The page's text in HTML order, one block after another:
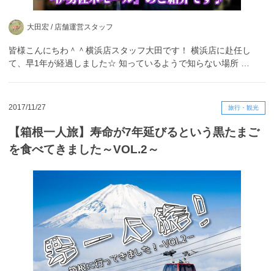
大田宏 / 店舗運営スタッフ
皆様こんにちわ＾＾横浜店スタッフ大田です！ 横浜店に赴任し
て、早1年が経過しました☆ 知っているようで知らない場所 …
2017/11/27 旅行・観光
【箱根一人旅】寿命が7年延びるという黒たまご
を食べてきました～VOL.2～